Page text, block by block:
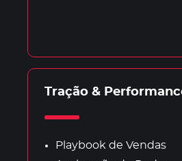
Tração &
Playbook de Vendas